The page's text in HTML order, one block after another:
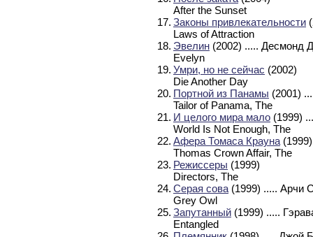
After the Sunset
17. Законы привлекательности
Laws of Attraction
18. Эвелин (2002) ..... Десмонд
Evelyn
19. Умри, но не сейчас (2002)
Die Another Day
20. Портной из Панамы (2001)
Tailor of Panama, The
21. И целого мира мало (1999)
World Is Not Enough, The
22. Афера Томаса Крауна
Thomas Crown Affair, The
23. Режиссеры (1999)
Directors, The
24. Серая сова (1999) ..... Арчи
Grey Owl
25. Запутанный (1999) .....
Entangled